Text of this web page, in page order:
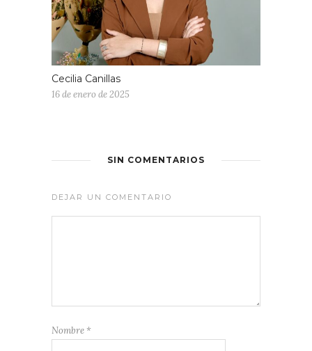
Cecilia Canillas
16 de enero de 2025
SIN COMENTARIOS
DEJAR UN COMENTARIO
Nombre *